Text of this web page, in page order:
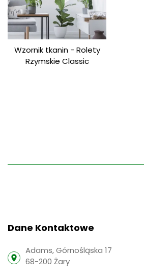
Wzornik tkanin - Rolety
Rzymskie Classic
Dane Kontaktowe
Adams, Górnośląska 17
68-200 Żary